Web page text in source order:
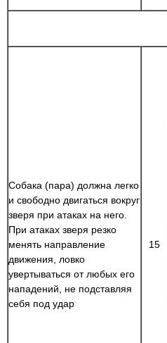
Собака (пара) должна легко
и свободно двигаться вокруг
зверя при атаках на него.
При атаках зверя резко
менять направление
движения, ловко
увертываться от любых его
нападений, не подставляя
себя под удар
15